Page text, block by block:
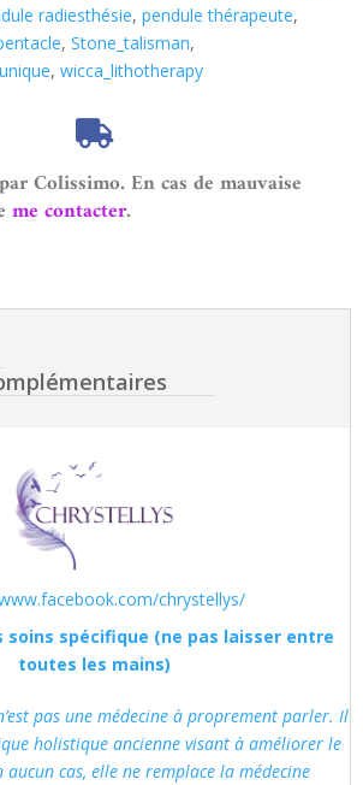
radiesthésie, pendule thérapeute,
, Stone_talisman,
unique, wicca_lithotherapy
Colissimo. En cas de mauvaise
me contacter.
chrystellys/
soins spécifique (ne pas laisser entre
toutes les mains)
pas une médecine à proprement parler. Il
holistique ancienne visant à améliorer le
aucun cas, elle ne remplace la médecine